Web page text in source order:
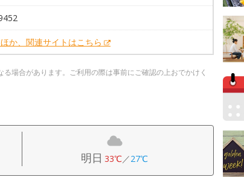
か、関連サイトはこちら
場合があります。ご利用の際は事前にご確認の上おでかけく
明日 33℃／27℃